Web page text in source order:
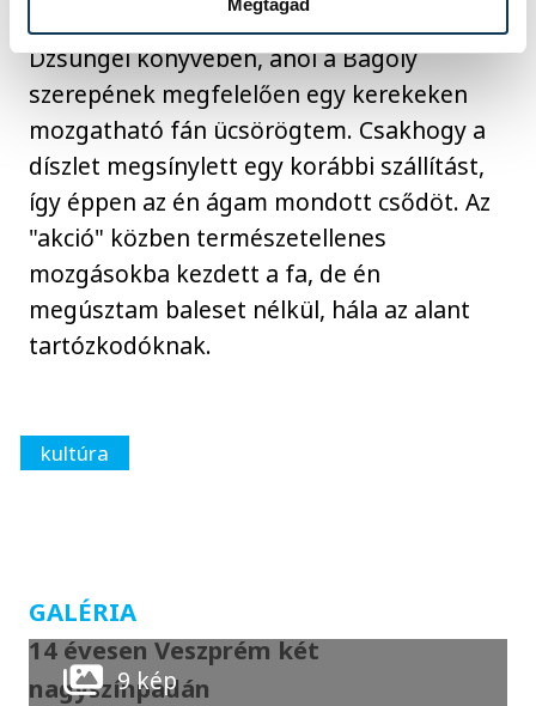
Megtagad
semmit sem vett észre. Nem úgy, mint a
Dzsungel könyvében, ahol a Bagoly
szerepének megfelelően egy kerekeken
mozgatható fán ücsörögtem. Csakhogy a
díszlet megsínylett egy korábbi szállítást,
így éppen az én ágam mondott csődöt. Az
"akció" közben természetellenes
mozgásokba kezdett a fa, de én
megúsztam baleset nélkül, hála az alant
tartózkodóknak.
kultúra
GALÉRIA
14 évesen Veszprém két
nagyszínpadán
9 kép